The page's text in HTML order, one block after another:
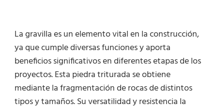
La gravilla es un elemento vital en la construcción,
ya que cumple diversas funciones y aporta
beneficios significativos en diferentes etapas de los
proyectos. Esta piedra triturada se obtiene
mediante la fragmentación de rocas de distintos
tipos y tamaños. Su versatilidad y resistencia la